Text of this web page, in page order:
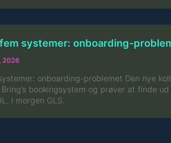
systemer: onboarding-
2026
onboarding-problemet Den nye
bookingsystem og prøver at finde
I morgen GLS.